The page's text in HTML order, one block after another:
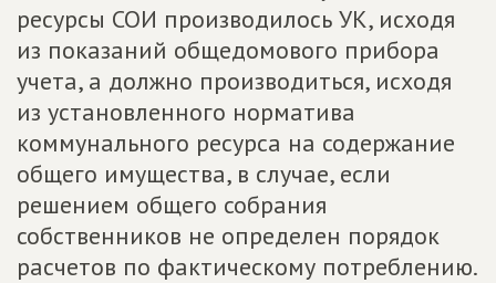
ресурсы СОИ производилось УК, исходя
из показаний общедомового прибора
учета, а должно производиться, исходя
из установленного норматива
коммунального ресурса на содержание
общего имущества, в случае, если
решением общего собрания
собственников не определен порядок
расчетов по фактическому потреблению.